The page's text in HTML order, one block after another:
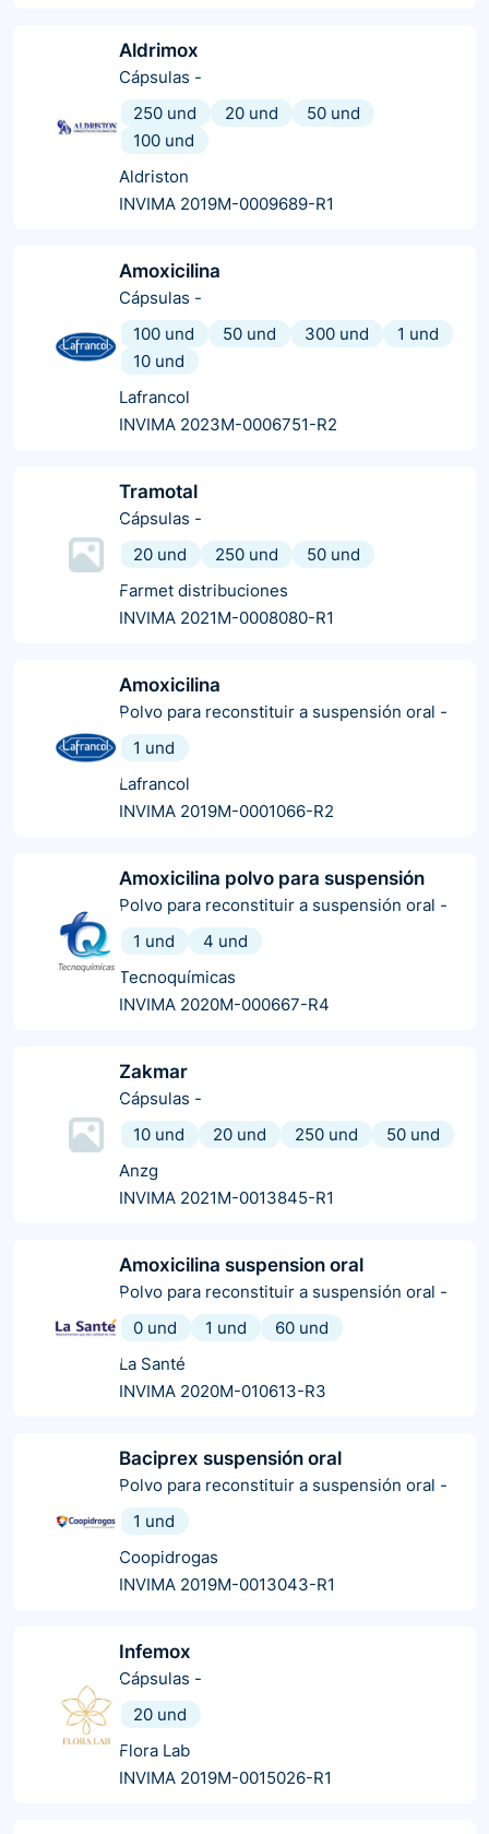
Aldrimox
Cápsulas -
250 und
20 und
50 und
100 und
Aldriston
INVIMA 2019M-0009689-R1
Amoxicilina
Cápsulas -
100 und
50 und 300 und
1 und
10 und
Lafrancol
INVIMA 2023M-0006751-R2
Tramotal
Cápsulas -
20 und
250 und
50 und
Farmet distribuciones
INVIMA 2021M-0008080-R1
Amoxicilina
Polvo para reconstituir a suspensión oral -
1 und
Lafrancol
INVIMA 2019M-0001066-R2
Amoxicilina polvo para suspensión
Polvo para reconstituir a suspensión oral -
1 und
4 und
Tecnoquímicas
INVIMA 2020M-000667-R4
Zakmar
Cápsulas -
10 und
20 und 250 und
50 und
Anzg
INVIMA 2021M-0013845-R1
Amoxicilina suspension oral
Polvo para reconstituir a suspensión oral -
0 und
1 und
60 und
La Santé
INVIMA 2020M-010613-R3
Baciprex suspensión oral
Polvo para reconstituir a suspensión oral -
1 und
Coopidrogas
INVIMA 2019M-0013043-R1
Infemox
Cápsulas -
20 und
Flora Lab
INVIMA 2019M-0015026-R1